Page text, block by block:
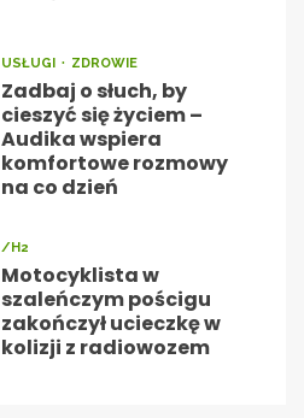
USŁUGI ZDROWIE
Zadbaj o słuch, by
cieszyć się życiem –
Audika wspiera
komfortowe rozmowy
na co dzień
/H2
Motocyklista w
szaleńczym pościgu
zakończył ucieczkę w
kolizji z radiowozem